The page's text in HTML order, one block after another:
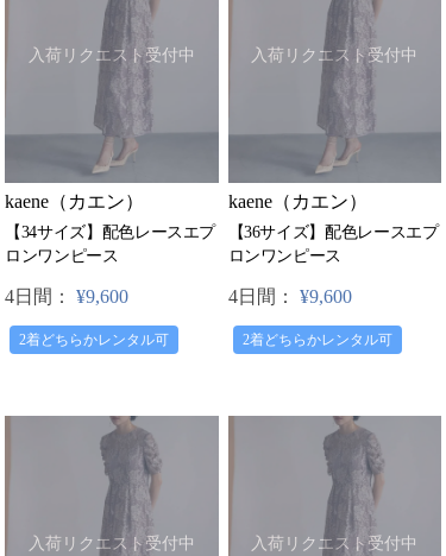
入荷リクエスト受付中
kaene（カエン）
【34サイズ】配色レースエプ
ロンワンピース
4日間： ¥9,600
2着どちらかレンタル可
入荷リクエスト受付中
kaene（カエン）
【36サイズ】配色レースエプ
ロンワンピース
4日間： ¥9,600
2着どちらかレンタル可
入荷リクエスト受付中 入荷リクエスト受付中